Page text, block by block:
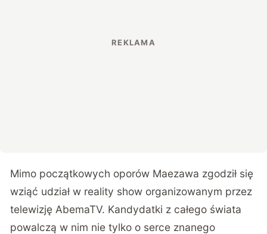
Mimo początkowych oporów Maezawa zgodził się
wziąć udział w reality show organizowanym przez
telewizję AbemaTV. Kandydatki z całego świata
powalczą w nim nie tylko o serce znanego